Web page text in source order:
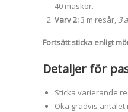
40 maskor.
Varv 2:3 m resår, 3
Fortsätt sticka enligt
Detaljer för
Sticka varierande
Öka gradvis